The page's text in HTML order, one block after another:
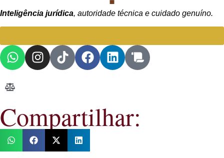
Inteligência jurídica, autoridade técnica e cuidado genuíno.
Compartilhar: